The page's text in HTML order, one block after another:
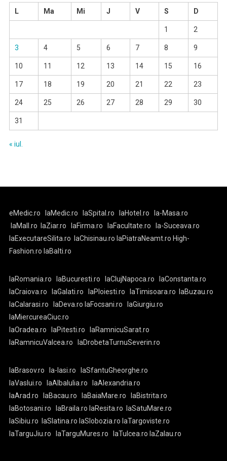
L
Ma Mi J V S D
1 2
3 4 5 6 7 8 9
10 11 12 13 14 15 16
17 18 19 20 21 22 23
24 25 26 27 28 29 30
31
« iul.
eMedic.ro laMedic.ro laSpital.ro laHotel.ro
la-Masa.ro
laMall.ro
laZiar.ro laFirma.ro laFacultate.ro
la-Suceava.ro
laExecutareSilita.ro
laChisinau.ro laPiatraNeamt.ro High-
Fashion.ro laBalti.ro
laRomania.ro laBucuresti.ro laClujNapoca.ro
laConstanta.ro
laCraiova.ro
laGalati.ro laPloiesti.ro laTimisoara.ro
laBuzau.ro
laCalarasi.ro
laDeva.ro laFocsani.ro
laGiurgiu.ro
laMiercureaCiuc.ro
laOradea.ro
laPitesti.ro
laRamnicuSarat.ro
laRamnicuValcea.ro
laDrobetaTurnuSeverin.ro
laBrasov.ro la-Iasi.ro
laSfantuGheorghe.ro
laVaslui.ro
laAlbaIulia.ro
laAlexandria.ro
laArad.ro
laBacau.ro laBaiaMare.ro
laBistrita.ro
laBotosani.ro
laBraila.ro laResita.ro
laSatuMare.ro
laSibiu.ro
laSlatina.ro laSlobozia.ro laTargoviste.ro
laTarguJiu.ro
laTarguMures.ro laTulcea.ro laZalau.ro